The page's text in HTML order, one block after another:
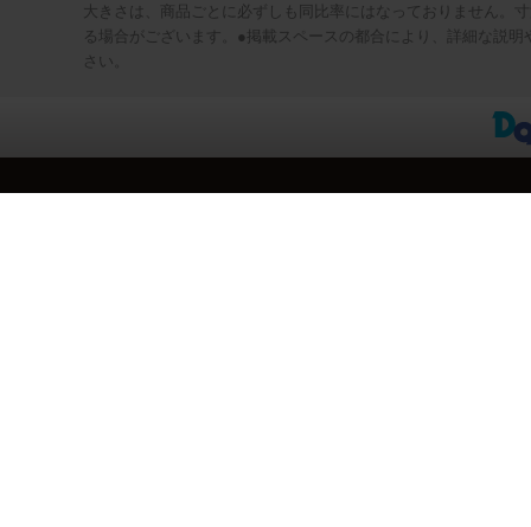
大きさは、商品ごとに必ずしも同比率にはなっておりません。
る場合がございます。●掲載スペースの都合により、詳細な説
さい。